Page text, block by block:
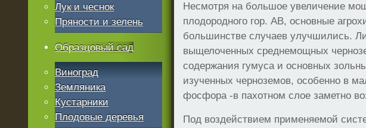
Несмотря на большое увеличение
плодородного гор. АВ, основные
большинстве случаев улучшились.
выщелоченных среднемощных
содержания гумуса и основных
изученных черноземов, особенно в
фосфора -в пахотном слое заметно
Под воздействием применяемой
Лук и чеснок
Пряности и зелень
Образцовый сад
Виноград
Земляника
Кустарники
Плодовые деревья